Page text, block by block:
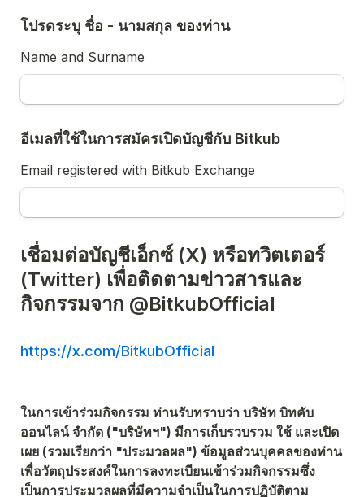
โปรดระบุ ชื่อ - นามสกุล ของท่าน
Name and Surname
อีเมลที่ใช้ในการสมัครเปิดบัญชีกับ Bitkub
Email registered with Bitkub Exchange
เชื่อมต่อบัญชีเอ็กซ์ (X) หรือทวิตเตอร์
(Twitter) เพื่อติดตามข่าวสารและ
กิจกรรมจาก @BitkubOfficial
https://x.com/BitkubOfficial
ในการเข้าร่วมกิจกรรม ท่านรับทราบว่า บริษัท บิทคับ
ออนไลน์ จำกัด ("บริษัทฯ") มีการเก็บรวบรวม ใช้ และเปิด
เผย (รวมเรียกว่า "ประมวลผล") ข้อมูลส่วนบุคคลของท่าน
เพื่อวัตถุประสงค์ในการลงทะเบียนเข้าร่วมกิจกรรมซึ่ง
เป็นการประมวลผลที่มีความจำเป็นในการปฏิบัติตาม